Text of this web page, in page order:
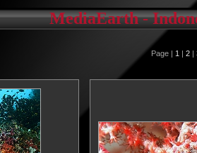
MediaEarth -
Page | 1 | 2 |